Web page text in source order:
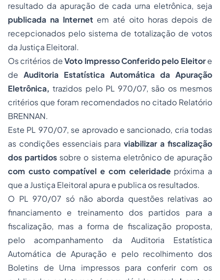
resultado da apuração de cada urna eletrônica, seja
publicada na Internet em até oito horas depois de
recepcionados pelo sistema de totalização de votos
da Justiça Eleitoral.
Os critérios deVoto Impresso Conferido pelo Eleitore
de Auditoria Estatística Automática da Apuração
Eletrônica, trazidos pelo PL 970/07, são os mesmos
critérios que foram recomendados no citado Relatório
BRENNAN.
Este PL 970/07, se aprovado e sancionado, cria todas
as condições essenciais paraviabilizar a fiscalização
dos partidos sobre o sistema eletrônico de apuração
com custo compatível e com celeridadepróxima a
que a Justiça Eleitoral apura e publica os resultados.
O PL 970/07 só não aborda questões relativas ao
financiamento e treinamento dos partidos para a
fiscalização, mas a forma de fiscalização proposta,
pelo acompanhamento da Auditoria Estatística
Automática de Apuração e pelo recolhimento dos
Boletins de Urna impressos para conferir com os